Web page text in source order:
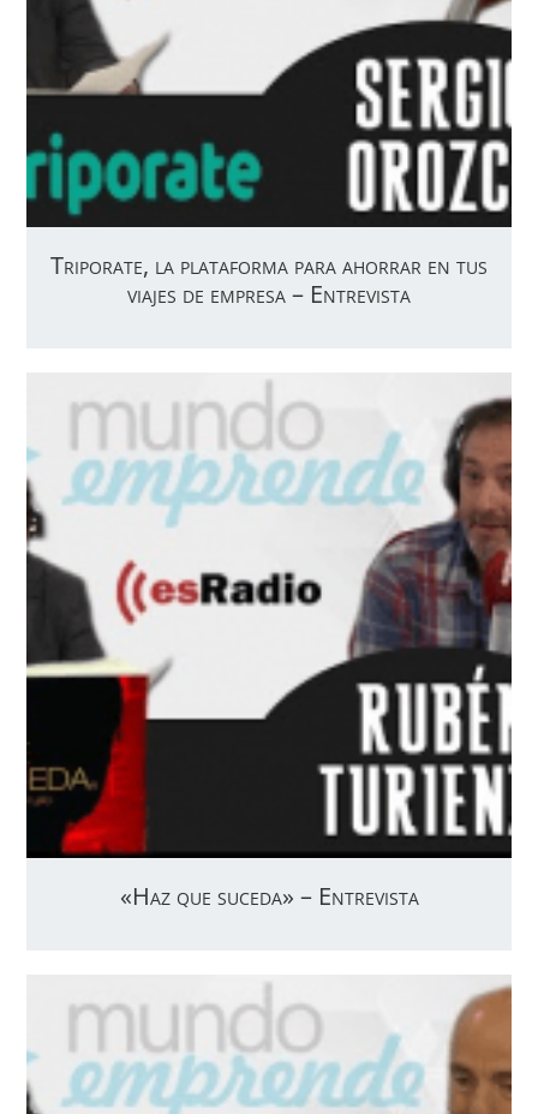
Triporate, la plataforma para ahorrar en tus
viajes de empresa – Entrevista
«Haz que suceda» – Entrevista